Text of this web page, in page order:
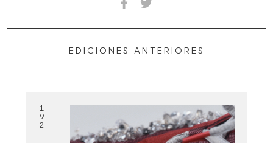
EDICIONES ANTERIORES
1
9
2